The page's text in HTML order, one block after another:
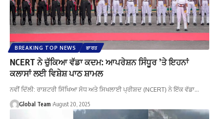
BREAKING TOP NEWS ਭਾਰਤ
NCERT ਨੇ ਚੁੱਕਿਆ ਵੱਡਾ ਕਦਮ: ਆਪਰੇਸ਼ਨ ਸਿੰਧੂਰ ’ਤੇ ਇਹਨਾਂ
ਕਲਾਸਾਂ ਲਈ ਵਿਸ਼ੇਸ਼ ਪਾਠ ਸ਼ਾਮਲ
ਨਵੀਂ ਦਿੱਲੀ: ਰਾਸ਼ਟਰੀ ਸਿੱਖਿਆ ਸੋਧ ਅਤੇ ਸਿਖਲਾਈ ਪ੍ਰੀਸ਼ਦ (NCERT) ਨੇ ਇੱਕ ਵੱਡਾ…
Global Team August 20, 2025